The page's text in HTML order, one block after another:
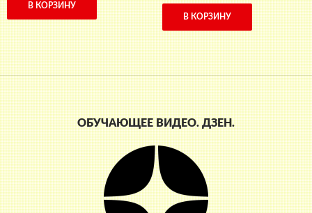
В КОРЗИНУ
В КОРЗИНУ
ОБУЧАЮЩЕЕ ВИДЕО. ДЗЕН.